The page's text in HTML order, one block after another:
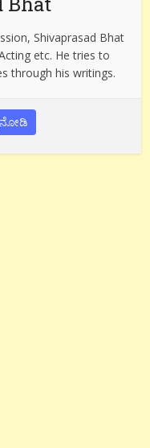
Shivaprasad Bhat
etc. He tries to
through his writings.
ನೋಡಿ